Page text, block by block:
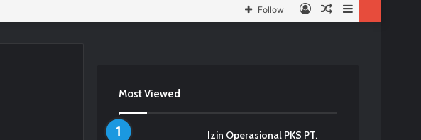
Berita
Log
Follow
Most Viewed
Izin Operasional PKS PT.